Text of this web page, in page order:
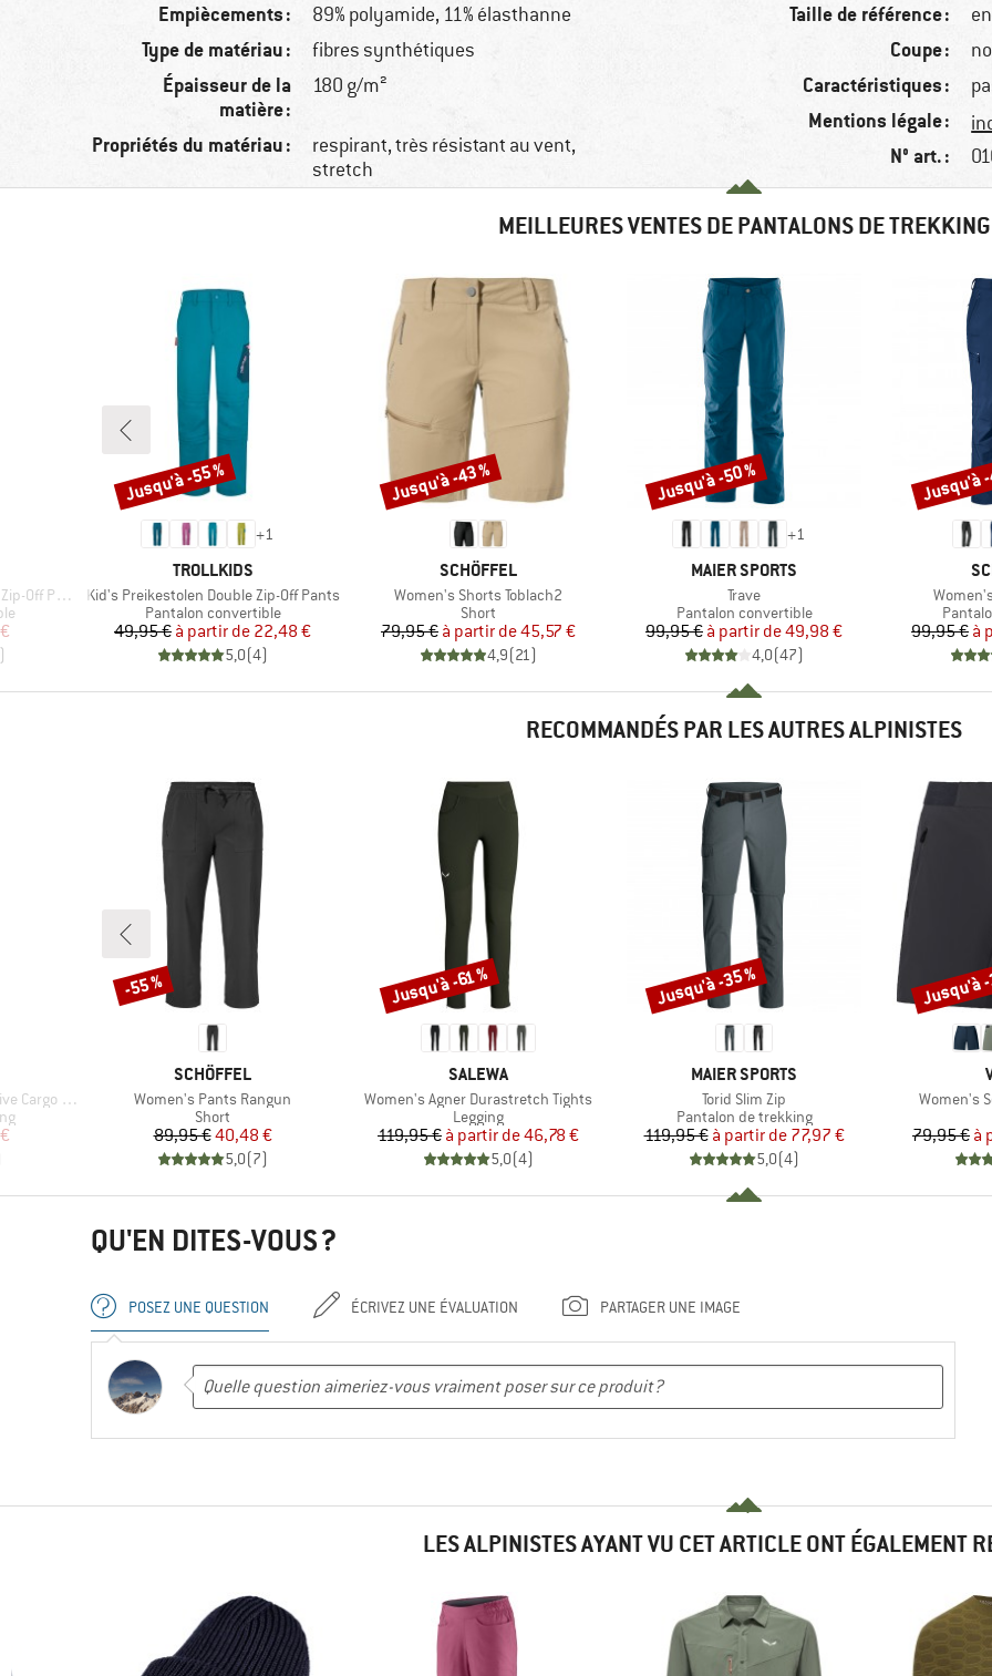
Empiècements : 89% polyamide, 11% élasthanne
Type de matériau : fibres synthétiques
Épaisseur de la
matière :
180 g/m²
Propriétés du matériau :
respirant, très résistant au vent,
stretch
Taille de référence :
Coupe :
Caractéristiques :
Mentions légale :
N° art. :
MEILLEURES VENTES DE PANTALONS DE TREKKING
Light
+1
MARQUE
TROLLKIDS
Article
Kid's Preikestolen Double Zip-Off Pants
Product group
Pantalon convertible
Prix
49,95 € Prix réduit
à partir de 22,48 €
5,0(4)
Remise
Jusqu'à -55 %
MARQUE
SCHÖFFEL
Article
Women's Shorts Toblach2
Product group
Short
Prix
79,95 € Prix réduit
à partir de45,57 €
4,9(21)
Remise
Jusqu'à -43 %
+1
MARQUE
MAIER SPORTS
Article
Trave
Product group
Pantalon convertible
Prix
99,95 € Prix réduit
à partir de49,98 €
4,0(47)
Remise
Jusqu'à -50 %
Article
99,95 € à
Remise
Jusqu'à
RECOMMANDÉS PAR LES AUTRES ALPINISTES
Tights
MARQUE
SCHÖFFEL
Article
Women's Pants Rangun
Product group
Short
Prix
89,95 €Prix réduit
40,48 €
5,0(7)
Remise
-55 %
MARQUE
SALEWA
Article
Women's Agner Durastretch Tights
Product group
Legging
Prix
119,95 € Prix réduit
à partir de46,78 €
5,0(4)
Remise
Jusqu'à -61 %
MARQUE
MAIER SPORTS
Article
Torid Slim Zip
Product group
Pantalon de trekking
Prix
119,95 € Prix réduit
à partir de 77,97 €
5,0(4)
Remise
Jusqu'à -35 %
Article
Women's
79,95 € à
Remise
Jusqu'à
QU'EN DITES-VOUS ?
POSEZ UNE QUESTION ÉCRIVEZ UNE ÉVALUATION PARTAGER UNE IMAGE
LES ALPINISTES AYANT VU CET ARTICLE ONT ÉGALEMENT